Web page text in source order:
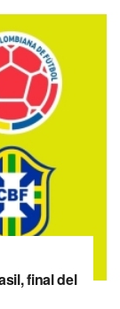
final del